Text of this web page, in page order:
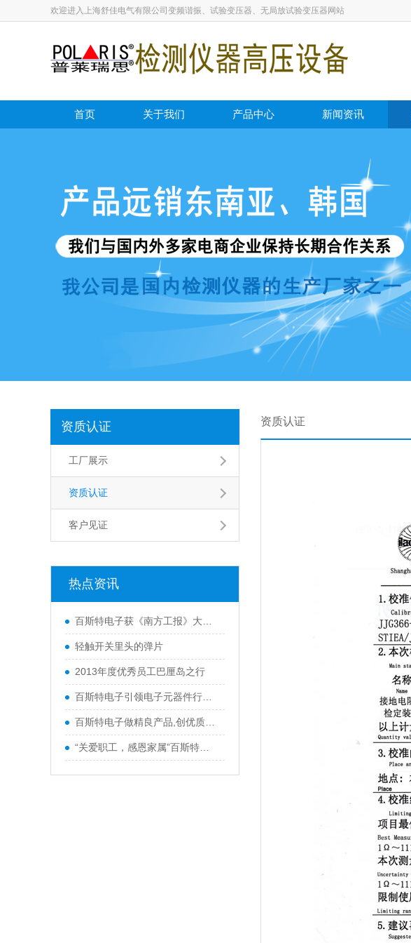
欢迎进入上海舒佳电气有限公司变频谐振、试验变压器、无局放试验变压器网站
首页 关于我们 产品中心 新闻资讯
资质认证
工厂展示
资质认证
客户见证
热点资讯
百斯特电子获《南方工报》大篇幅报
轻触开关里头的弹片
2013年度优秀员工巴厘岛之行
百斯特电子引领电子元器件行业,产品
百斯特电子做精良产品,创优质品牌
“关爱职工，感恩家属”百斯特优秀
资质认证